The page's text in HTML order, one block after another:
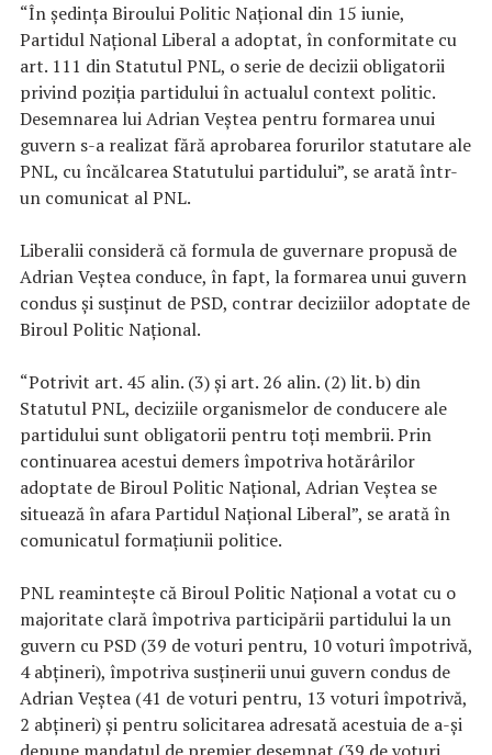
“În şedinţa Biroului Politic Naţional din 15 iunie,
Partidul Naţional Liberal a adoptat, în conformitate cu
art. 111 din Statutul PNL, o serie de decizii obligatorii
privind poziţia partidului în actualul context politic.
Desemnarea lui Adrian Veştea pentru formarea unui
guvern s-a realizat fără aprobarea forurilor statutare ale
PNL, cu încălcarea Statutului partidului”, se arată într-
un comunicat al PNL.
Liberalii consideră că formula de guvernare propusă de
Adrian Veştea conduce, în fapt, la formarea unui guvern
condus şi susţinut de PSD, contrar deciziilor adoptate de
Biroul Politic Naţional.
“Potrivit art. 45 alin. (3) şi art. 26 alin. (2) lit. b) din
Statutul PNL, deciziile organismelor de conducere ale
partidului sunt obligatorii pentru toţi membrii. Prin
continuarea acestui demers împotriva hotărârilor
adoptate de Biroul Politic Naţional, Adrian Veştea se
situează în afara Partidul Naţional Liberal”, se arată în
comunicatul formaţiunii politice.
PNL reaminteşte că Biroul Politic Naţional a votat cu o
majoritate clară împotriva participării partidului la un
guvern cu PSD (39 de voturi pentru, 10 voturi împotrivă,
4 abţineri), împotriva susţinerii unui guvern condus de
Adrian Veştea (41 de voturi pentru, 13 voturi împotrivă,
2 abţineri) şi pentru solicitarea adresată acestuia de a-şi